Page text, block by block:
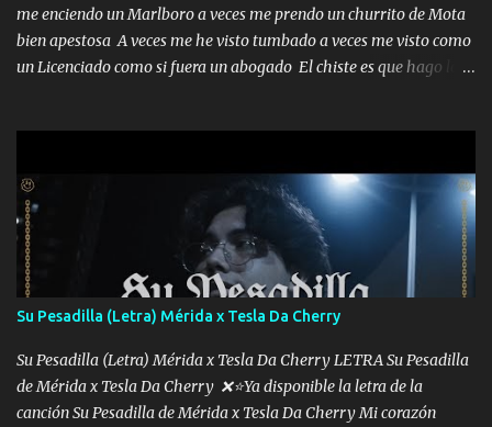
me enciendo un Marlboro a veces me prendo un churrito de Mota
bien apestosa A veces me he visto tumbado a veces me visto como
un Licenciado como si fuera un abogado El chiste es que hago lo
corriente no quieren verte subir de level trucha mis plebes Música
A veces me pongo un sombrero a veces me ven la cachucha de lado
con la mirada siempre en alto A veces me fajó una super o a veces
me fajó una Glock siempre armado todas las generaciones yo
traigo El chiste es que hago lo que quiero pues así soy me mandó
yo tengo el control a todos yo les paro el dedo soy hocicon un
malcriado un malandrón Que Les importa no saben nada falsas
las risas las que me miran hay gente corriente no quieren ve...
Su Pesadilla (Letra) Mérida x Tesla Da Cherry
Su Pesadilla (Letra) Mérida x Tesla Da Cherry LETRA Su Pesadilla
de Mérida x Tesla Da Cherry ❌⭐Ya disponible la letra de la
canción Su Pesadilla de Mérida x Tesla Da Cherry Mi corazón